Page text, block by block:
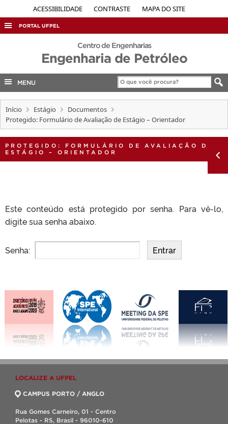
ACESSIBILIDADE CONTRASTE MAPA DO SITE
PORTAL UFPEL
ACESSO À INFORMAÇÃO
AUDITORIA
EDITAIS
INTERNACIONAL
OUVIDORIA
Centro de Engenharias
Engenharia de Petróleo
MENU
Início Estágio
Documentos
Protegido: Formulário de Avaliação de Estágio – Orientador
PROTEGIDO: FORMULÁRIO DE AVALIAÇÃO DE
ESTÁGIO – ORIENTADOR
Este conteúdo está protegido por senha. Para vê-lo,
digite sua senha abaixo.
Senha:
LOCALIZE A UFPEL
CAMPUS PORTO / ANGLO
Rua Gomes Carneiro, 01 - Centro
Pelotas - RS, Brasil - 96010-610